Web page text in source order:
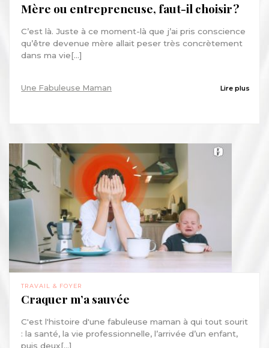
Mère ou entrepreneuse, faut-il choisir ?
C’est là. Juste à ce moment-là que j’ai pris conscience
qu’être devenue mère allait peser très concrètement
dans ma vie[...]
Une Fabuleuse Maman Lire plus
TRAVAIL & FOYER
Craquer m’a sauvée
C'est l'histoire d'une fabuleuse maman à qui tout sourit
: la santé, la vie professionnelle, l’arrivée d’un enfant,
puis deux[...]